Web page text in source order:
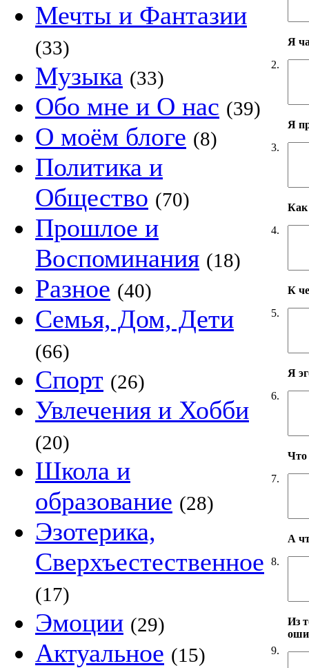
Мечты и Фантазии
(33)
Музыка (33)
Обо мне и О нас (39)
О моём блоге (8)
Политика и
Общество (70)
Прошлое и
Воспоминания (18)
Разное (40)
Семья, Дом, Дети
(66)
Спорт (26)
Увлечения и Хобби
(20)
Школа и
образование (28)
Эзотерика,
Сверхъестественное
(17)
Эмоции (29)
Актуальное (15)
2.
Я
3.
Я
4.
Как
5.
К
6.
Я
7.
Что
8.
А
9.
Из